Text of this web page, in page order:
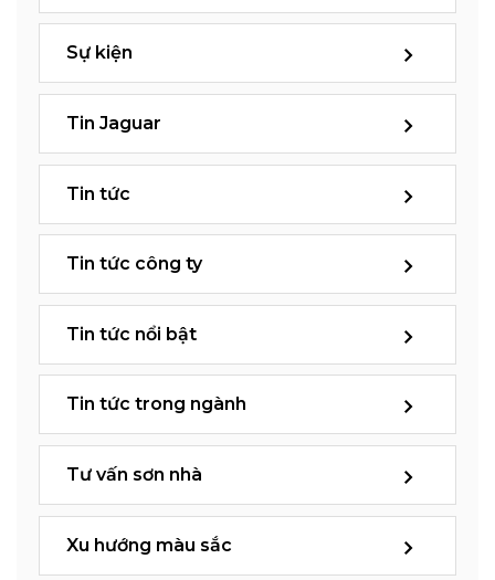
Sự kiện
Tin Jaguar
Tin tức
Tin tức công ty
Tin tức nổi bật
Tin tức trong ngành
Tư vấn sơn nhà
Xu hướng màu sắc